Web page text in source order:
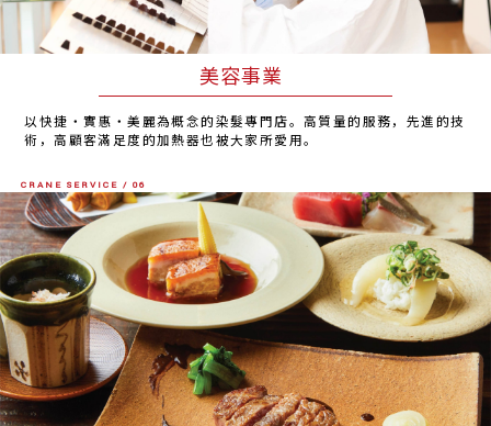
美容事業
以快捷・實惠・美麗為概念的染髮專門店。高質量的服務，先進的技
術，高顧客滿足度的加熱器也被大家所愛用。
CRANE SERVICE / 06